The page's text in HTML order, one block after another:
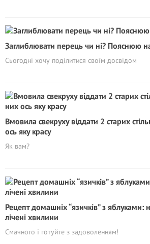
Заглиблювати перець чи ні? Пояснюю
Сьогодні хочу поділитися своїм досвідом
Вмовила свекруху віддати 2 старих
ось яку красу
Як вам?
Рецепт домашніх “язичків” з яблуками:
лічені хвилини
Смачного і готуйте з задоволенням!